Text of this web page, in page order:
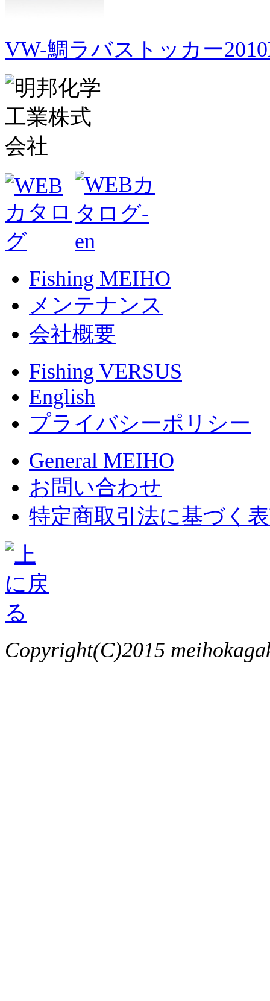
VW-鯛ラバストッカー
Fishing MEIHO
メンテナンス
会社概要
Fishing VERSUS
English
プライバシーポリシー
General MEIHO
お問い合わせ
特定商取引法に基づく
Copyright(C)2015